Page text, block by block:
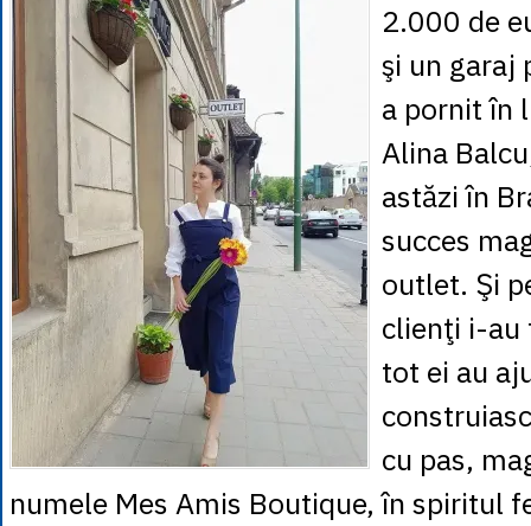
1 RUB = 0.0530
1 TRY = 0.1141
1 XDR= 5.9383
1 ZAR
2.000 de
şi un garaj
a pornit în
Alina
astăzi în
succes
outlet. Şi
clienţi i-au
tot ei au
cu pas,
numele Mes Amis Boutique, în spiritul